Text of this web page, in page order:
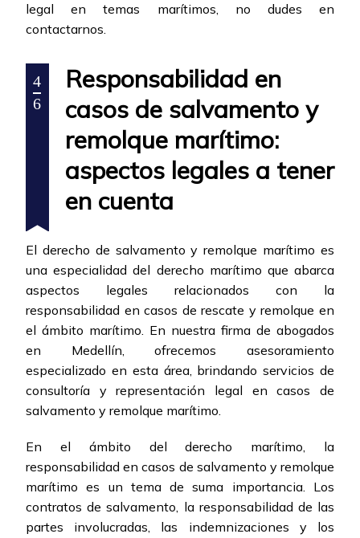
legal en temas marítimos, no dudes en
contactarnos.
4
6
Responsabilidad en
casos de salvamento y
remolque marítimo:
aspectos legales a tener
en cuenta
El derecho de salvamento y remolque marítimo es
una especialidad del derecho marítimo que abarca
aspectos legales relacionados con la
responsabilidad en casos de rescate y remolque en
el ámbito marítimo. En nuestra firma de abogados
en Medellín, ofrecemos asesoramiento
especializado en esta área, brindando servicios de
consultoría y representación legal en casos de
salvamento y remolque marítimo.
En el ámbito del derecho marítimo, la
responsabilidad en casos de salvamento y remolque
marítimo es un tema de suma importancia. Los
contratos de salvamento, la responsabilidad de las
partes involucradas, las indemnizaciones y los